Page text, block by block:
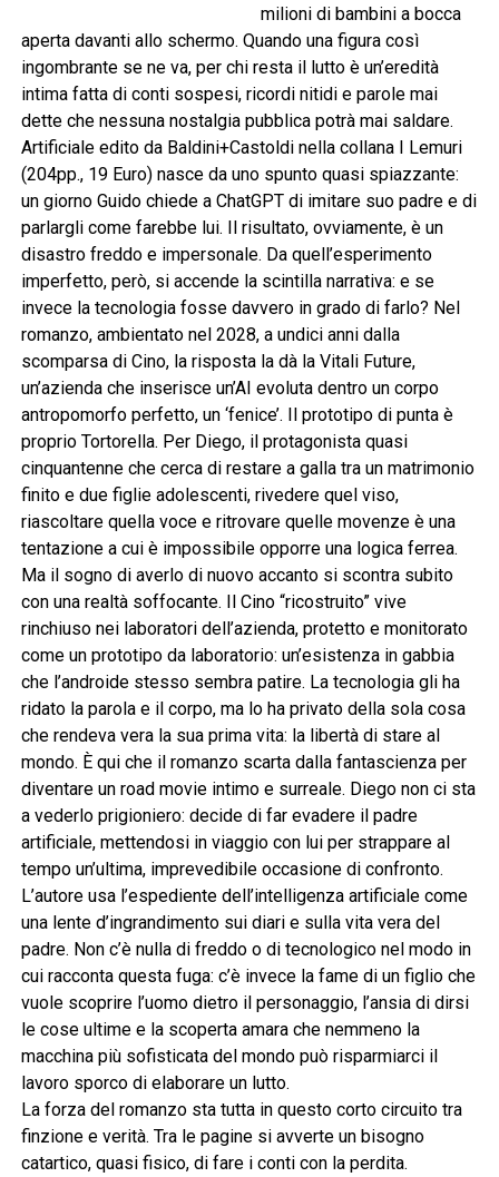
milioni di bambini a bocca
aperta davanti allo schermo. Quando una figura così
ingombrante se ne va, per chi resta il lutto è un’eredità
intima fatta di conti sospesi, ricordi nitidi e parole mai
dette che nessuna nostalgia pubblica potrà mai saldare.
Artificiale edito da Baldini+Castoldi nella collana I Lemuri
(204pp., 19 Euro) nasce da uno spunto quasi spiazzante:
un giorno Guido chiede a ChatGPT di imitare suo padre e di
parlargli come farebbe lui. Il risultato, ovviamente, è un
disastro freddo e impersonale. Da quell’esperimento
imperfetto, però, si accende la scintilla narrativa: e se
invece la tecnologia fosse davvero in grado di farlo? Nel
romanzo, ambientato nel 2028, a undici anni dalla
scomparsa di Cino, la risposta la dà la Vitali Future,
un’azienda che inserisce un’AI evoluta dentro un corpo
antropomorfo perfetto, un ‘fenice’. Il prototipo di punta è
proprio Tortorella. Per Diego, il protagonista quasi
cinquantenne che cerca di restare a galla tra un matrimonio
finito e due figlie adolescenti, rivedere quel viso,
riascoltare quella voce e ritrovare quelle movenze è una
tentazione a cui è impossibile opporre una logica ferrea.
Ma il sogno di averlo di nuovo accanto si scontra subito
con una realtà soffocante. Il Cino “ricostruito” vive
rinchiuso nei laboratori dell’azienda, protetto e monitorato
come un prototipo da laboratorio: un’esistenza in gabbia
che l’androide stesso sembra patire. La tecnologia gli ha
ridato la parola e il corpo, ma lo ha privato della sola cosa
che rendeva vera la sua prima vita: la libertà di stare al
mondo. È qui che il romanzo scarta dalla fantascienza per
diventare un road movie intimo e surreale. Diego non ci sta
a vederlo prigioniero: decide di far evadere il padre
artificiale, mettendosi in viaggio con lui per strappare al
tempo un’ultima, imprevedibile occasione di confronto.
L’autore usa l’espediente dell’intelligenza artificiale come
una lente d’ingrandimento sui diari e sulla vita vera del
padre. Non c’è nulla di freddo o di tecnologico nel modo in
cui racconta questa fuga: c’è invece la fame di un figlio che
vuole scoprire l’uomo dietro il personaggio, l’ansia di dirsi
le cose ultime e la scoperta amara che nemmeno la
macchina più sofisticata del mondo può risparmiarci il
lavoro sporco di elaborare un lutto.
La forza del romanzo sta tutta in questo corto circuito tra
finzione e verità. Tra le pagine si avverte un bisogno
catartico, quasi fisico, di fare i conti con la perdita.